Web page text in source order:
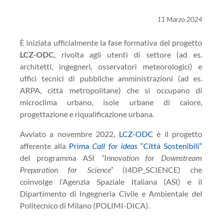
11 Marzo 2024
È iniziata ufficialmente la fase formativa del progetto
LCZ-ODC, rivolta agli utenti di settore (ad es.
architetti, ingegneri, osservatori meteorologici) e
uffici tecnici di pubbliche amministrazioni (ad es.
ARPA, città metropolitane) che si occupano di
microclima urbano, isole urbane di calore,
progettazione e riqualificazione urbana.
Avviato a novembre 2022, LCZ-ODC è il progetto
afferente alla PrimaCall for ideas“Città Sostenibili”
del programma ASI “Innovation for Downstream
Preparation for Science”(I4DP_SCIENCE) che
coinvolge l’Agenzia Spaziale Italiana (ASI) e il
Dipartimento di Ingegneria Civile e Ambientale del
Politecnico di Milano (POLIMI-DICA).